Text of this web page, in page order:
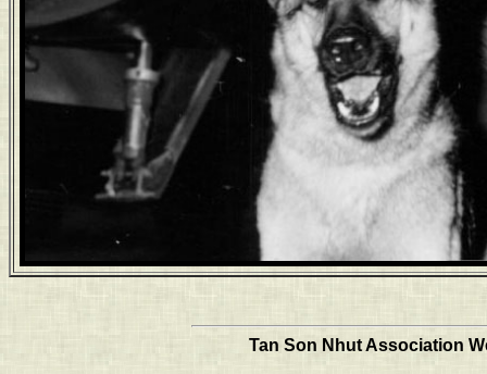
Tan Son Nhut Association